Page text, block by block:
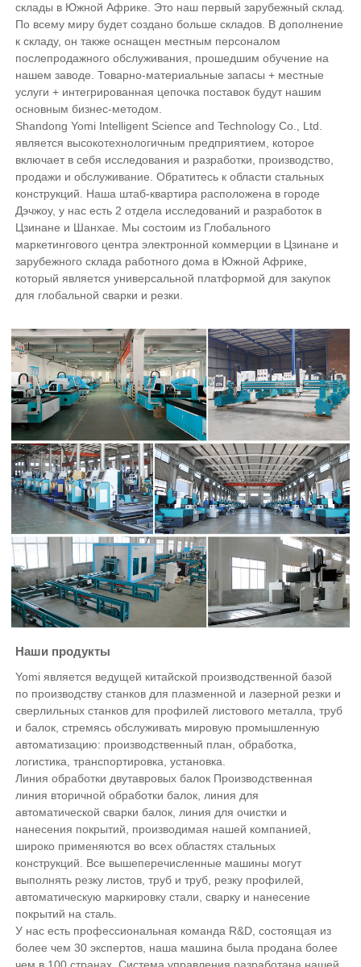
склады в Южной Африке. Это наш первый зарубежный склад.
По всему миру будет создано больше складов. В дополнение
к складу, он также оснащен местным персоналом
послепродажного обслуживания, прошедшим обучение на
нашем заводе. Товарно-материальные запасы + местные
услуги + интегрированная цепочка поставок будут нашим
основным бизнес-методом.
Shandong Yomi Intelligent Science and Technology Co., Ltd.
является высокотехнологичным предприятием, которое
включает в себя исследования и разработки, производство,
продажи и обслуживание. Обратитесь к области стальных
конструкций. Наша штаб-квартира расположена в городе
Дэчжоу, у нас есть 2 отдела исследований и разработок в
Цзинане и Шанхае. Мы состоим из Глобального
маркетингового центра электронной коммерции в Цзинане и
зарубежного склада работного дома в Южной Африке,
который является универсальной платформой для закупок
для глобальной сварки и резки.
Наши продукты
Yomi является ведущей китайской производственной базой
по производству станков для плазменной и лазерной резки и
сверлильных станков для профилей листового металла, труб
и балок, стремясь обслуживать мировую промышленную
автоматизацию: производственный план, обработка,
логистика, транспортировка, установка.
Линия обработки двутавровых балок Производственная
линия вторичной обработки балок, линия для
автоматической сварки балок, линия для очистки и
нанесения покрытий, производимая нашей компанией,
широко применяются во всех областях стальных
конструкций. Все вышеперечисленные машины могут
выполнять резку листов, труб и труб, резку профилей,
автоматическую маркировку стали, сварку и нанесение
покрытий на сталь.
У нас есть профессиональная команда R&D, состоящая из
более чем 30 экспертов, наша машина была продана более